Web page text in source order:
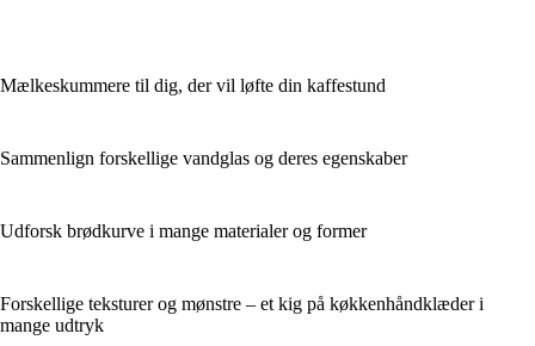
Mælkeskummere til dig, der vil løfte din kaffestund
Sammenlign forskellige vandglas og deres egenskaber
Udforsk brødkurve i mange materialer og former
Forskellige teksturer og mønstre – et kig på køkkenhåndklæder i
mange udtryk